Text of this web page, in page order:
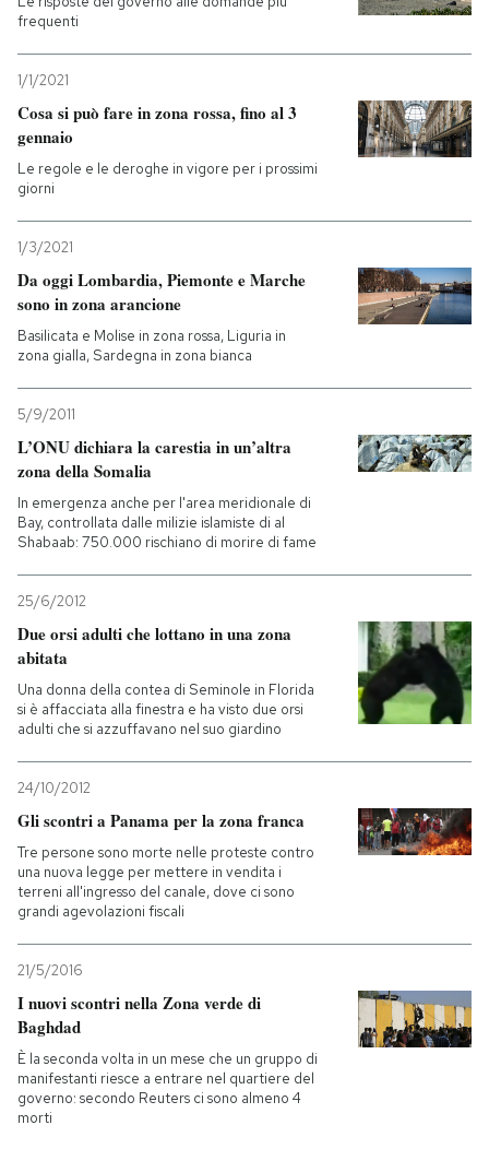
frequenti
1/1/2021
Cosa si può fare in zona rossa, fino al 3
gennaio
Le regole e le deroghe in vigore per i prossimi
giorni
1/3/2021
Da oggi Lombardia, Piemonte e Marche
sono in zona arancione
Basilicata e Molise in zona rossa, Liguria in
zona gialla, Sardegna in zona bianca
5/9/2011
L’ONU dichiara la carestia in un’altra
zona della Somalia
In emergenza anche per l'area meridionale di
Bay, controllata dalle milizie islamiste di al
Shabaab: 750.000 rischiano di morire di fame
25/6/2012
Due orsi adulti che lottano in una zona
abitata
Una donna della contea di Seminole in Florida
si è affacciata alla finestra e ha visto due orsi
adulti che si azzuffavano nel suo giardino
24/10/2012
Gli scontri a Panama per la zona franca
Tre persone sono morte nelle proteste contro
una nuova legge per mettere in vendita i
terreni all'ingresso del canale, dove ci sono
grandi agevolazioni fiscali
21/5/2016
I nuovi scontri nella Zona verde di
Baghdad
È la seconda volta in un mese che un gruppo di
manifestanti riesce a entrare nel quartiere del
governo: secondo Reuters ci sono almeno 4
morti